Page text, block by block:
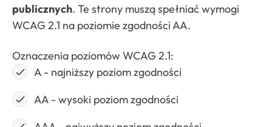
publicznych. Te strony muszą spełniać wymogi
WCAG 2.1 na poziomie zgodności AA.
Oznaczenia poziomów WCAG 2.1:
A - najniższy poziom zgodności
AA - wysoki poziom zgodności